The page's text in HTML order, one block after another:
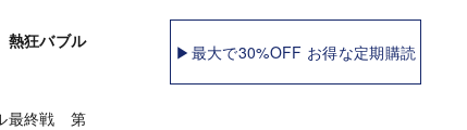
狂バブル
最終戦 第
▶最大で30%OFF お得な定期購読